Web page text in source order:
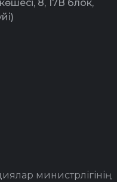
8, 17В блок,
министрлігінің